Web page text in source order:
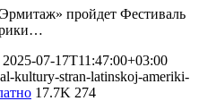
пройдет Фестиваль
2025-07-17T11:47:00+03:00
kultury-stran-latinskoj-ameriki-
17.7K 274